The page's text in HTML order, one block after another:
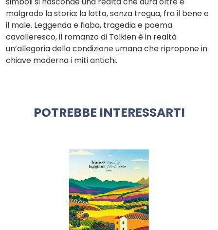
malgrado la storia: la lotta, senza tregua, fra il bene e
il male. Leggenda e fiaba, tragedia e poema
cavalleresco, il romanzo di Tolkien è in realtà
un’allegoria della condizione umana che ripropone in
chiave moderna i miti antichi.
POTREBBE INTERESSARTI